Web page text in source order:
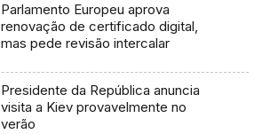
Parlamento Europeu aprova
renovação de certificado digital,
mas pede revisão intercalar
Presidente da República anuncia
visita a Kiev provavelmente no
verão